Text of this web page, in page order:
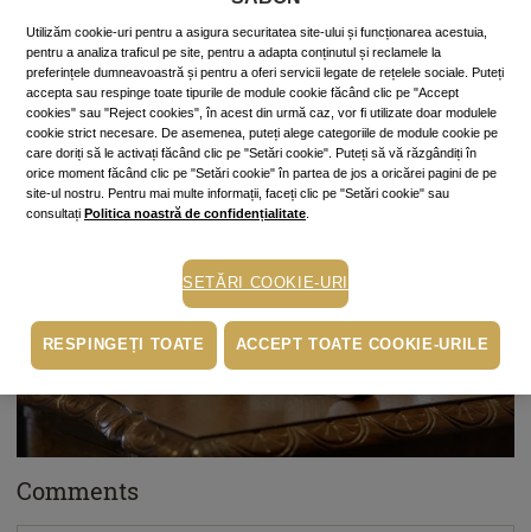
Cremele şimăştilese vor întinde pe tot gâtul, până spre ceafă,
şi pe toată porţiunea de deasupra sânilor, până la clavicule.
Comments
Utilizăm cookie-uri pentru a asigura securitatea site-ului și funcționarea acestuia,
pentru a analiza traficul pe site, pentru a adapta conținutul și reclamele la
preferințele dumneavoastră și pentru a oferi servicii legate de rețelele sociale. Puteți
accepta sau respinge toate tipurile de module cookie făcând clic pe "Accept
cookies" sau "Reject cookies", în acest din urmă caz, vor fi utilizate doar modulele
cookie strict necesare. De asemenea, puteți alege categoriile de module cookie pe
care doriți să le activați făcând clic pe "Setări cookie". Puteți să vă răzgândiți în
orice moment făcând clic pe "Setări cookie" în partea de jos a oricărei pagini de pe
site-ul nostru. Pentru mai multe informații, faceți clic pe "Setări cookie" sau
consultați Politica noastră de confidențialitate
SETĂRI COOKIE-URI
RESPINGEȚI TOATE ACCEPT TOATE COOKIE-URILE